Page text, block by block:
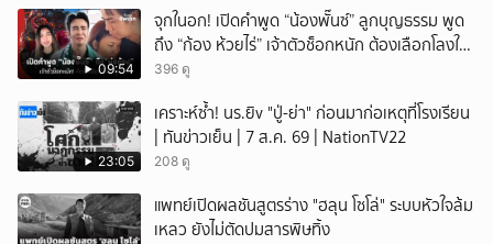
09:54
จุกในอก! เปิดคำพูด “น้องพั๊นซ์” ลูกบุญธรรม พูด
ถึง “ก้อง ห้วยไร่” เจ้าตัวช็อกหนัก ต้องเลือกโลงให้
ลูก!
396 ดู
23:05
เคราะห์ซ้ำ! นร.ยิv "ปู่-ย่า" ก่อนมาก่อเหตุที่โรงเรียน
| ทันข่าวเย็น | 7 ส.ค. 69 | NationTV22
208 ดู
แพทย์เปิดผลชันสูตรร่าง "ฮลุน โซโล่" ระบบหัวใจล้ม
เหลว ยังไม่ตัดปมสารพิษทิ้ง